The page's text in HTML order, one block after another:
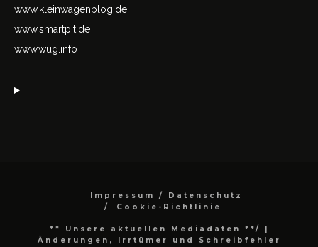
www.kleinwagenblog.de
www.smartpit.de
www.wug.info
Impressum / Datenschutz
Cookie-Richtlinie
** Unsere aktuellen Mediadaten **/
|
Änderungen, Irrtümer und Schreibfehler